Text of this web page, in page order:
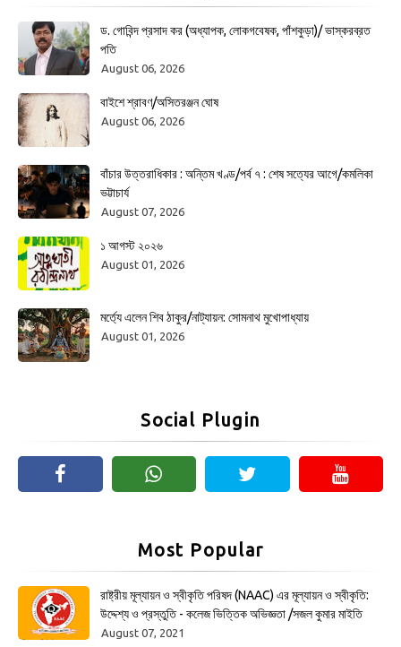
ড. গোবিন্দ প্রসাদ কর (অধ্যাপক, লোকগবেষক, পাঁশকুড়া)/ ভাস্করব্রত
পতি
August 06, 2026
বাইশে শ্রাবণ/অসিতরঞ্জন ঘোষ
August 06, 2026
বাঁচার উত্তরাধিকার : অন্তিম খণ্ড/পর্ব ৭ : শেষ সত্যের আগে/কমলিকা
ভট্টাচার্য
August 07, 2026
১ আগস্ট ২০২৬
August 01, 2026
মর্ত্যে এলেন শিব ঠাকুর/নাট্যায়ন: সোমনাথ মুখোপাধ্যায়
August 01, 2026
Social Plugin
Most Popular
রাষ্ট্রীয় মূল্যায়ন ও স্বীকৃতি পরিষদ (NAAC) এর মূল্যায়ন ও স্বীকৃতি:
উদ্দেশ্য ও প্রস্তুতি - কলেজ ভিত্তিক অভিজ্ঞতা /সজল কুমার মাইতি
August 07, 2021